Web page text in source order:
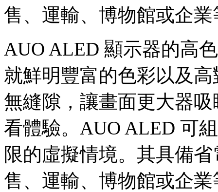
售、運輸、博物館或企
AUO ALED 顯示器的高
就鮮明豐富的色彩以及
無縫隙，讓畫面更大器
看體驗。AUO ALED 可
限的虛擬情境。其具備
售、運輸、博物館或企